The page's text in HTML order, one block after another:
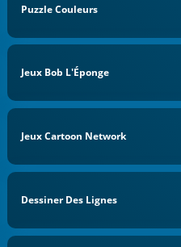
Puzzle Couleurs
Jeux Bob L'Éponge
Jeux Cartoon Network
Dessiner Des Lignes